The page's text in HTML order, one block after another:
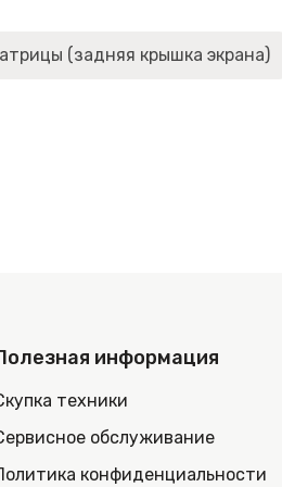
(задняя крышка экрана)
информация
техники
обслуживание
конфиденциальности